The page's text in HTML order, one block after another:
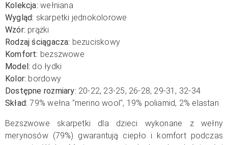
Kolekcja: wełniana
Wygląd: skarpetki jednokolorowe
Wzór: prążki
Rodzaj ściągacza: bezuciskowy
Komfort: bezszwowe
Model: do łydki
Kolor: bordowy
Dostępne rozmiary: 20-22, 23-25, 26-28, 29-31, 32-34
Skład: 79% wełna "merino wool", 19% poliamid, 2% elastan
Bezszwowe skarpetki dla dzieci wykonane z wełny
merynosów (79%) gwarantują ciepło i komfort podczas